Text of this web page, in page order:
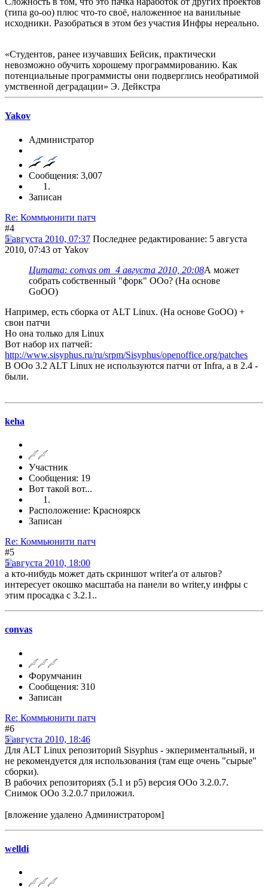
(типа go-oo) плюс что-то своё, наложенное на ванильные
исходники. Разобраться в этом без участия Инфры нереально.
«Студентов, ранее изучавших Бейсик, практически
невозможно обучить хорошему программированию. Как
потенциальные программисты они подверглись необратимой
умственной деградации» Э. Дейкстра
Yakov
Администратор
Сообщения: 3,007
Записан
Re: Коммьюнити патч
#4
5 августа 2010, 07:37 Последнее редактирование: 5 августа
2010, 07:43 от Yakov
Цитата: convas от 4 августа 2010, 20:08А может
собрать собственный "форк" ООо? (На основе
GoOO)
Например, есть сборка от ALT Linux. (На основе GoOO) +
свои патчи
Но она только для Linux
Вот набор их патчей:
http://www.sisyphus.ru/ru/srpm/Sisyphus/openoffice.org/patches
В OOo 3.2 ALT Linux не используются патчи от Infra, а в 2.4 -
были.
keha
Участник
Сообщения: 19
Вот такой вот...
Расположение: Красноярск
Записан
Re: Коммьюнити патч
#5
5 августа 2010, 18:00
а кто-нибудь может дать скриншот writer'a от альтов?
интересует окошко масштаба на панели во writer,у инфры с
этим просадка с 3.2.1..
convas
Форумчанин
Сообщения: 310
Записан
Re: Коммьюнити патч
#6
5 августа 2010, 18:46
Для ALT Linux репозиторий Sisyphus - экпериментальный, и
не рекомендуется для использования (там еще очень "сырые"
сборки).
В рабочих репозиториях (5.1 и p5) версия ООо 3.2.0.7.
Снимок ООо 3.2.0.7 приложил.
[вложение удалено Администратором]
welldi